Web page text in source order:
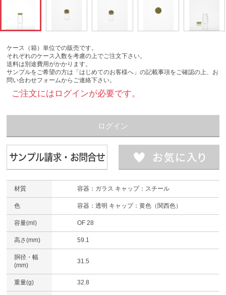
ケース（箱）単位での販売です。
それぞれのケース入数を考慮の上でご注文下さい。
送料は別途費用がかかります。
サンプルをご希望の方は「はじめてのお客様へ」の記載事項をご確認の上、お
問い合わせフォームからご連絡下さい。
ご注文にはログインが必要です。
ログイン
材質 容器：ガラス キャップ：スチール
色 容器：透明 キャップ：黄色（関西色）
容量(ml) OF 28
高さ(mm) 59.1
胴径・幅
(mm)
31.5
重量(g) 32.8